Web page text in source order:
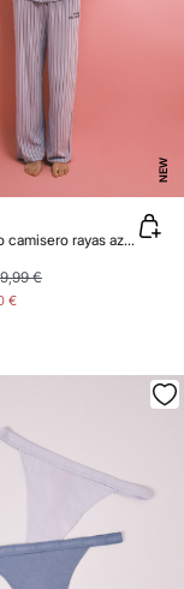
NEW
Pijama largo camisero rayas azul claro
€
€